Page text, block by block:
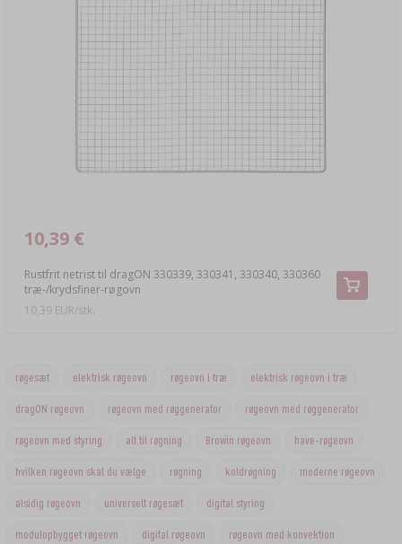
Rustfrit netrist til dragON 330339, 330341, 330340, 330360
træ-/krydsfiner-røgovn
10,39 €
10,39 EUR/stk.
røgesæt elektrisk røgeovn røgeovn i træ elektrisk røgeovn i træ
dragON røgeovn røgeovn med røggenerator røgeovn med røggenerator
røgeovn med styring alt til røgning Browin røgeovn have-røgeovn
hvilken røgeovn skal du vælge røgning koldrøgning moderne røgeovn
alsidig røgeovn universelt røgesæt digital styring
modulopbygget røgeovn digital røgeovn røgeovn med konvektion